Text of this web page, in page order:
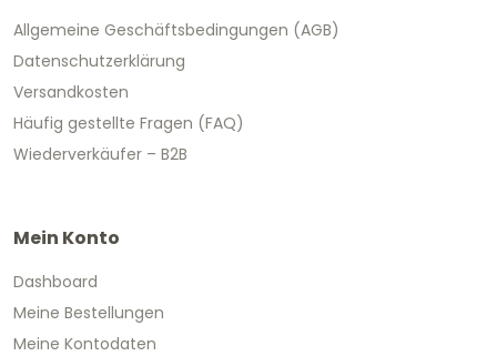
Allgemeine Geschäftsbedingungen (AGB)
Datenschutzerklärung
Versandkosten
Häufig gestellte Fragen (FAQ)
Wiederverkäufer – B2B
Mein Konto
Dashboard
Meine Bestellungen
Meine Kontodaten